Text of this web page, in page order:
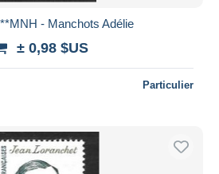
- Manchots Adélie
± 0,98 $US
Particulier